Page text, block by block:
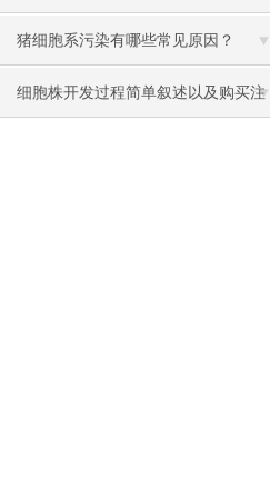
猪细胞系污染有哪些常见原因？
细胞株开发过程简单叙述以及购买注